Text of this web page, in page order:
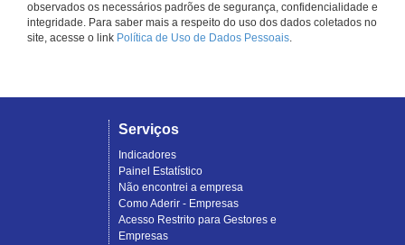
observados os necessários padrões de segurança, confidencialidade e
integridade. Para saber mais a respeito do uso dos dados coletados no
site, acesse o link Política de Uso de Dados Pessoais.
Serviços
Indicadores
Painel Estatístico
Não encontrei a empresa
Como Aderir - Empresas
Acesso Restrito para Gestores e
Empresas